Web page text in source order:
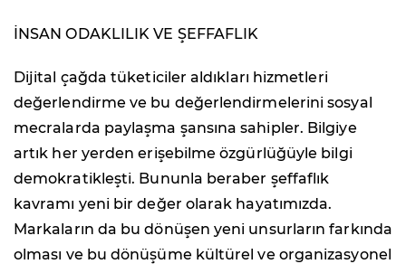
İNSAN ODAKLILIK VE ŞEFFAFLIK
Dijital çağda tüketiciler aldıkları hizmetleri
değerlendirme ve bu değerlendirmelerini sosyal
mecralarda paylaşma şansına sahipler. Bilgiye
artık her yerden erişebilme özgürlüğüyle bilgi
demokratikleşti. Bununla beraber şeffaflık
kavramı yeni bir değer olarak hayatımızda.
Markaların da bu dönüşen yeni unsurların farkında
olması ve bu dönüşüme kültürel ve organizasyonel